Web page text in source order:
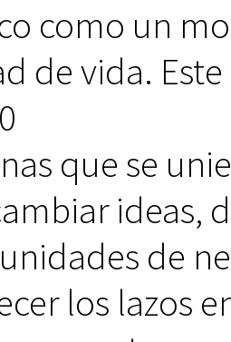
como un
de vida.
que se
ideas,
de
los lazos